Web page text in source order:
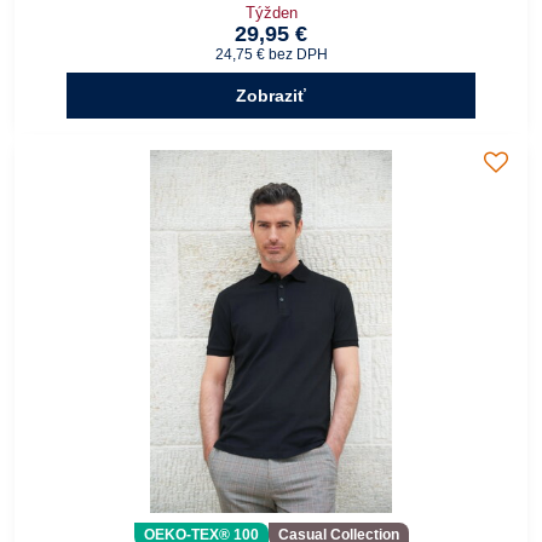
Týžden
29,95 €
24,75 € bez DPH
Zobraziť
OEKO-TEX® 100 Casual Collection